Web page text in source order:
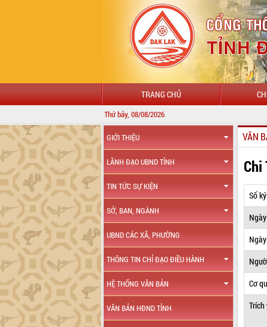
TRANG CHỦ
Thứ bảy, 08/08/2026
GIỚI THIỆU
LÃNH ĐẠO UBND TỈNH
TIN TỨC SỰ KIỆN
SỞ, BAN, NGÀNH
UBND CÁC XÃ, PHƯỜNG
THÔNG TIN CHỈ ĐẠO ĐIỀU HÀNH
HỆ THỐNG VĂN BẢN
VĂN BẢN HĐND TỈNH
VĂN
Chi
Số
Cơ
Trích